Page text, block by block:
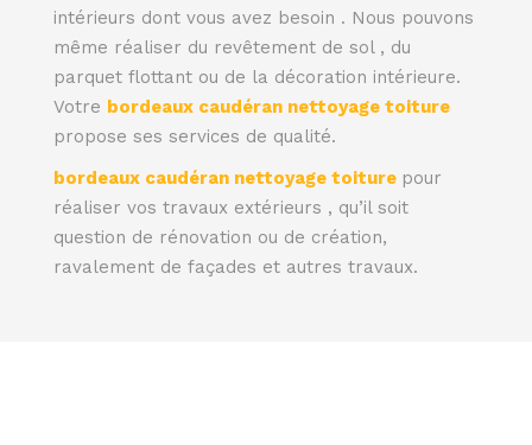
intérieurs dont vous avez besoin . Nous pouvons
même réaliser du revêtement de sol , du
parquet flottant ou de la décoration intérieure.
Votre bordeaux caudéran nettoyage toiture
propose ses services de qualité.
bordeaux caudéran nettoyage toiture pour
réaliser vos travaux extérieurs , qu’il soit
question de rénovation ou de création,
ravalement de façades et autres travaux.